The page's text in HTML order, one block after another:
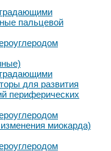
пальцевой
для развития
периферических
миокарда)